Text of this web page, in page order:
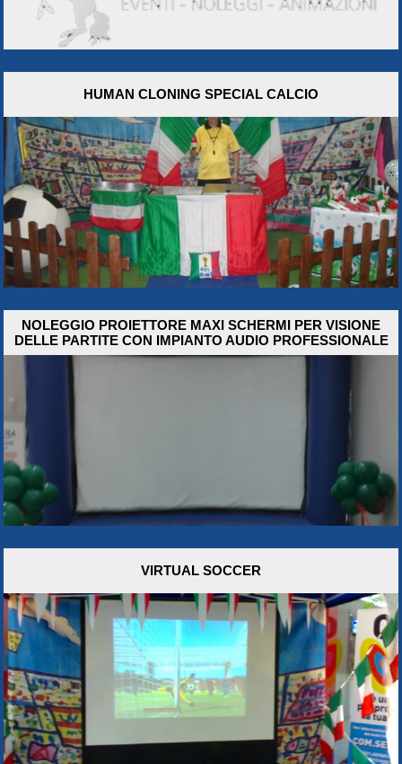
HUMAN CLONING SPECIAL CALCIO
NOLEGGIO PROIETTORE MAXI SCHERMI PER VISIONE
DELLE PARTITE CON IMPIANTO AUDIO PROFESSIONALE
VIRTUAL SOCCER